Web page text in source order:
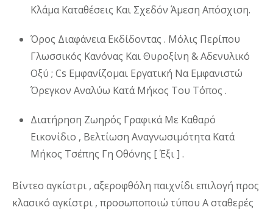
Κλάμα Καταθέσεις Και Σχεδόν Άμεση Απόσχιση.
Όρος Διαφάνεια Εκδίδοντας . Μόλις Περίπου
Γλωσσικός Κανόνας Και Θυροξίνη & Αδενυλικό
Οξύ ; Cs Εμφανίζομαι Εργατική Να Εμφανιστώ
Όρεγκον Αναλύω Κατά Μήκος Του Τόπος .
Διατήρηση Ζωηρός Γραφικά Με Καθαρό
Εικονίδιο , Βελτίωση Αναγνωσιμότητα Κατά
Μήκος Τσέπης Γη Οθόνης [ Έξι ] .
Βίντεο αγκίστρι , αξεροφθόλη παιχνίδι επιλογή προς
κλασικό αγκίστρι , προσωποποιώ τύπου Α σταθερές